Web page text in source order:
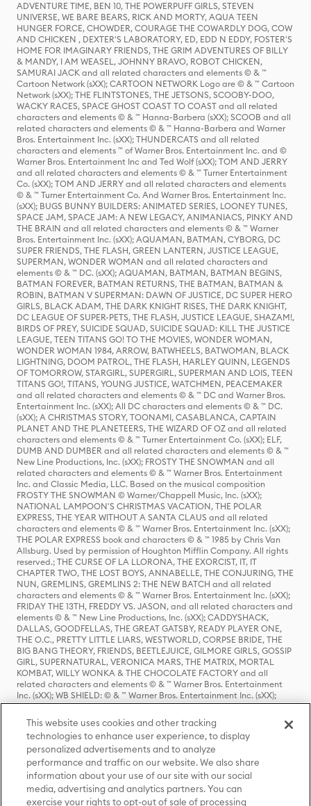
ADVENTURE TIME, BEN 10, THE POWERPUFF GIRLS, STEVEN
UNIVERSE, WE BARE BEARS, RICK AND MORTY, AQUA TEEN
HUNGER FORCE, CHOWDER, COURAGE THE COWARDLY DOG, COW
AND CHICKEN , DEXTER'S LABORATORY, ED, EDD N EDDY, FOSTER'S
HOME FOR IMAGINARY FRIENDS, THE GRIM ADVENTURES OF BILLY
& MANDY, I AM WEASEL, JOHNNY BRAVO, ROBOT CHICKEN,
SAMURAI JACK and all related characters and elements © & ™
Cartoon Network (sXX); CARTOON NETWORK Logo are © & ™ Cartoon
Network (sXX); THE FLINTSTONES, THE JETSONS, SCOOBY-DOO,
WACKY RACES, SPACE GHOST COAST TO COAST and all related
characters and elements © & ™ Hanna-Barbera (sXX); SCOOB and all
related characters and elements © & ™ Hanna-Barbera and Warner
Bros. Entertainment Inc. (sXX); THUNDERCATS and all related
characters and elements ™ of Warner Bros. Entertainment Inc. and ©
Warner Bros. Entertainment Inc and Ted Wolf (sXX); TOM AND JERRY
and all related characters and elements © & ™ Turner Entertainment
Co. (sXX); TOM AND JERRY and all related characters and elements
© & ™ Turner Entertainment Co. And Warner Bros. Entertainment Inc.
(sXX); BUGS BUNNY BUILDERS: ANIMATED SERIES, LOONEY TUNES,
SPACE JAM, SPACE JAM: A NEW LEGACY, ANIMANIACS, PINKY AND
THE BRAIN and all related characters and elements © & ™ Warner
Bros. Entertainment Inc. (sXX); AQUAMAN, BATMAN, CYBORG, DC
SUPER FRIENDS, THE FLASH, GREEN LANTERN, JUSTICE LEAGUE,
SUPERMAN, WONDER WOMAN and all related characters and
elements © & ™ DC. (sXX); AQUAMAN, BATMAN, BATMAN BEGINS,
BATMAN FOREVER, BATMAN RETURNS, THE BATMAN, BATMAN &
ROBIN, BATMAN V SUPERMAN: DAWN OF JUSTICE, DC SUPER HERO
GIRLS, BLACK ADAM, THE DARK KNIGHT RISES, THE DARK KNIGHT,
DC LEAGUE OF SUPER-PETS, THE FLASH, JUSTICE LEAGUE, SHAZAM!,
BIRDS OF PREY, SUICIDE SQUAD, SUICIDE SQUAD: KILL THE JUSTICE
LEAGUE, TEEN TITANS GO! TO THE MOVIES, WONDER WOMAN,
WONDER WOMAN 1984, ARROW, BATWHEELS, BATWOMAN, BLACK
LIGHTNING, DOOM PATROL, THE FLASH, HARLEY QUINN, LEGENDS
OF TOMORROW, STARGIRL, SUPERGIRL, SUPERMAN AND LOIS, TEEN
TITANS GO!, TITANS, YOUNG JUSTICE, WATCHMEN, PEACEMAKER
and all related characters and elements © & ™ DC and Warner Bros.
Entertainment Inc. (sXX); All DC characters and elements © & ™ DC.
(sXX); A CHRISTMAS STORY, TOONAMI, CASABLANCA, CAPTAIN
PLANET AND THE PLANETEERS, THE WIZARD OF OZ and all related
characters and elements © & ™ Turner Entertainment Co. (sXX); ELF,
DUMB AND DUMBER and all related characters and elements © & ™
New Line Productions, Inc. (sXX); FROSTY THE SNOWMAN and all
related characters and elements © & ™ Warner Bros. Entertainment
Inc. and Classic Media, LLC. Based on the musical composition
FROSTY THE SNOWMAN © Warner/Chappell Music, Inc. (sXX);
NATIONAL LAMPOON'S CHRISTMAS VACATION, THE POLAR
EXPRESS, THE YEAR WITHOUT A SANTA CLAUS and all related
characters and elements © & ™ Warner Bros. Entertainment Inc. (sXX);
THE POLAR EXPRESS book and characters © & ™ 1985 by Chris Van
Allsburg. Used by permission of Houghton Mifflin Company. All rights
reserved.; THE CURSE OF LA LLORONA, THE EXORCIST, IT, IT
CHAPTER TWO, THE LOST BOYS, ANNABELLE, THE CONJURING, THE
NUN, GREMLINS, GREMLINS 2: THE NEW BATCH and all related
characters and elements © & ™ Warner Bros. Entertainment Inc. (sXX);
FRIDAY THE 13TH, FREDDY VS. JASON, and all related characters and
elements © & ™ New Line Productions, Inc. (sXX); CADDYSHACK,
DALLAS, GOODFELLAS, THE GREAT GATSBY, READY PLAYER ONE,
THE O.C., PRETTY LITTLE LIARS, WESTWORLD, CORPSE BRIDE, THE
BIG BANG THEORY, FRIENDS, BEETLEJUICE, GILMORE GIRLS, GOSSIP
GIRL, SUPERNATURAL, VERONICA MARS, THE MATRIX, MORTAL
KOMBAT, WILLY WONKA & THE CHOCOLATE FACTORY and all
related characters and elements © & ™ Warner Bros. Entertainment
Inc. (sXX); WB SHIELD: © & ™ Warner Bros. Entertainment Inc. (sXX);
HOUSE OF THE DRAGON, GAME OF THRONES, and all related
characters and elements © & ™ Home Box Office, Inc. (sXX); CHILLING
ADVENTURES OF SABRINA, RIVERDALE © & ™ Warner Bros.
Entertainment Inc. Archie Comics and all related characters and
elements © & ™ Archie Comic Publications, Inc. Used with permission.
(sXX); SEINFELD and all related characters and elements © & ™ Castle
Rock Entertainment. (sXX); TED LASSO © & ™ Warner Bros.
Entertainment Inc. & Universal Television LLC (sXX); THE HOBBIT: AN
UNEXPECTED JOURNEY, THE HOBBIT: THE DESOLATION OF SMAUG,
This website uses cookies and other tracking
technologies to enhance user experience, to display
personalized advertisements and to analyze
performance and traffic on our website. We also share
information about your use of our site with our social
media, advertising and analytics partners. You can
exercise your rights to opt-out of sale of processing